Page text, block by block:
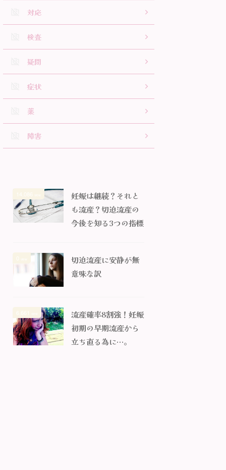
対応
検査
疑問
症状
薬
障害
14,086
妊娠は継続？それと
も流産？切迫流産の
今後を知る3つの指標
0
切迫流産に安静が無
意味な訳
6,661
流産確率8割強！妊娠
初期の早期流産から
立ち直る為に…。